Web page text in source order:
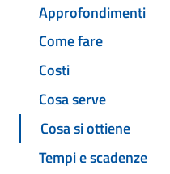
Approfondimenti
Come fare
Costi
Cosa serve
Cosa si ottiene
Tempi e scadenze